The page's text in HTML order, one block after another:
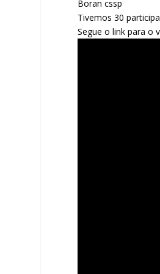
Boran cssp
Tivemos 30
Segue o link para o